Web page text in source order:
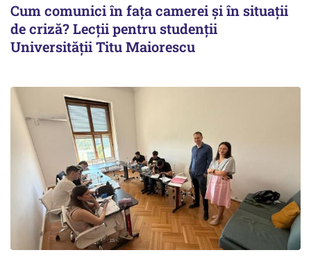
Cum comunici în fața camerei și în situații
de criză? Lecții pentru studenții
Universității Titu Maiorescu